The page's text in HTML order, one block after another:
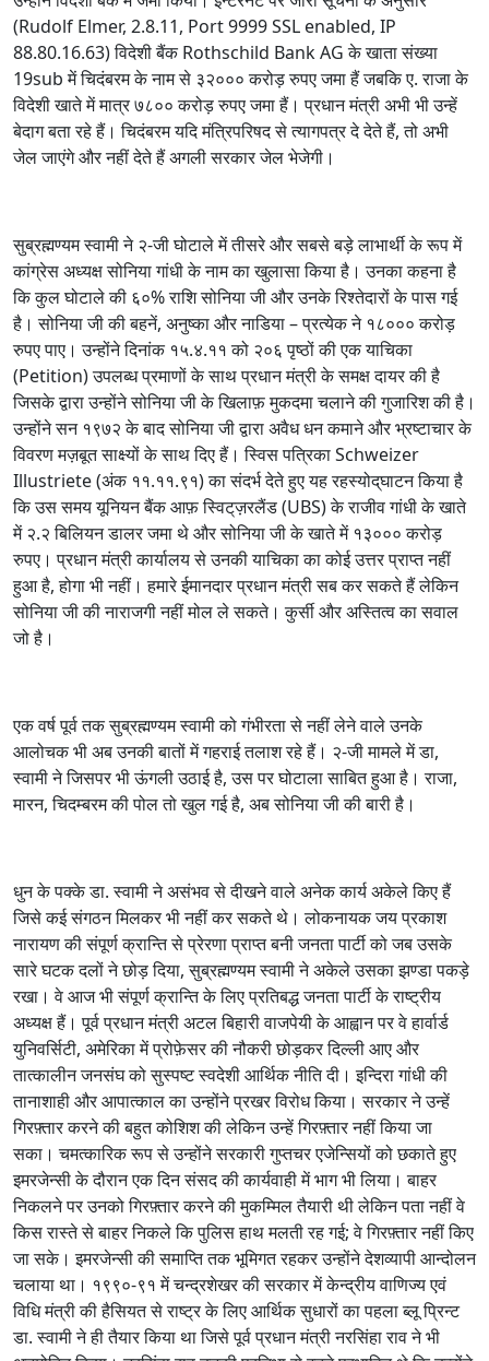
(Rudolf Elmer, 2.8.11, Port 9999 SSL enabled, IP
88.80.16.63) विदेशी बैंक Rothschild Bank AG के खाता संख्या
19sub में चिदंबरम के नाम से ३२००० करोड़ रुपए जमा हैं जबकि ए. राजा के
विदेशी खाते में मात्र ७८०० करोड़ रुपए जमा हैं। प्रधान मंत्री अभी भी उन्हें
बेदाग बता रहे हैं। चिदंबरम यदि मंत्रिपरिषद से त्यागपत्र दे देते हैं, तो अभी
जेल जाएंगे और नहीं देते हैं अगली सरकार जेल भेजेगी।
सुब्रह्मण्यम स्वामी ने २-जी घोटाले में तीसरे और सबसे बड़े लाभार्थी के रूप में
कांग्रेस अध्यक्ष सोनिया गांधी के नाम का खुलासा किया है। उनका कहना है
कि कुल घोटाले की ६०% राशि सोनिया जी और उनके रिश्तेदारों के पास गई
है। सोनिया जी की बहनें, अनुष्का और नाडिया – प्रत्येक ने १८००० करोड़
रुपए पाए। उन्होंने दिनांक १५.४.११ को २०६ पृष्ठों की एक याचिका
(Petition) उपलब्ध प्रमाणों के साथ प्रधान मंत्री के समक्ष दायर की है
जिसके द्वारा उन्होंने सोनिया जी के खिलाफ़ मुकदमा चलाने की गुजारिश की है।
उन्होंने सन १९७२ के बाद सोनिया जी द्वारा अवैध धन कमाने और भ्रष्टाचार के
विवरण मज़बूत साक्ष्यों के साथ दिए हैं। स्विस पत्रिका Schweizer
Illustriete (अंक ११.११.९१) का संदर्भ देते हुए यह रहस्योद्‌घाटन किया है
कि उस समय यूनियन बैंक आफ़ स्विट्‌ज़रलैंड (UBS) के राजीव गांधी के खाते
में २.२ बिलियन डालर जमा थे और सोनिया जी के खाते में १३००० करोड़
रुपए। प्रधान मंत्री कार्यालय से उनकी याचिका का कोई उत्तर प्राप्त नहीं
हुआ है, होगा भी नहीं। हमारे ईमानदार प्रधान मंत्री सब कर सकते हैं लेकिन
सोनिया जी की नाराजगी नहीं मोल ले सकते। कुर्सी और अस्तित्व का सवाल
जो है।
एक वर्ष पूर्व तक सुब्रह्मण्यम स्वामी को गंभीरता से नहीं लेने वाले उनके
आलोचक भी अब उनकी बातों में गहराई तलाश रहे हैं। २-जी मामले में डा,
स्वामी ने जिसपर भी ऊंगली उठाई है, उस पर घोटाला साबित हुआ है। राजा,
मारन, चिदम्बरम की पोल तो खुल गई है, अब सोनिया जी की बारी है।
धुन के पक्के डा. स्वामी ने असंभव से दीखने वाले अनेक कार्य अकेले किए हैं
जिसे कई संगठन मिलकर भी नहीं कर सकते थे। लोकनायक जय प्रकाश
नारायण की संपूर्ण क्रान्ति से प्रेरणा प्राप्त बनी जनता पार्टी को जब उसके
सारे घटक दलों ने छोड़ दिया, सुब्रह्मण्यम स्वामी ने अकेले उसका झण्डा पकड़े
रखा। वे आज भी संपूर्ण क्रान्ति के लिए प्रतिबद्ध जनता पार्टी के राष्ट्रीय
अध्यक्ष हैं। पूर्व प्रधान मंत्री अटल बिहारी वाजपेयी के आह्वान पर वे हार्वार्ड
युनिवर्सिटी, अमेरिका में प्रोफ़ेसर की नौकरी छोड़कर दिल्ली आए और
तात्कालीन जनसंघ को सुस्पष्ट स्वदेशी आर्थिक नीति दी। इन्दिरा गांधी की
तानाशाही और आपात्काल का उन्होंने प्रखर विरोध किया। सरकार ने उन्हें
गिरफ़्तार करने की बहुत कोशिश की लेकिन उन्हें गिरफ़्तार नहीं किया जा
सका। चमत्कारिक रूप से उन्होंने सरकारी गुप्तचर एजेन्सियों को छकाते हुए
इमरजेन्सी के दौरान एक दिन संसद की कार्यवाही में भाग भी लिया। बाहर
निकलने पर उनको गिरफ़्तार करने की मुकम्मिल तैयारी थी लेकिन पता नहीं वे
किस रास्ते से बाहर निकले कि पुलिस हाथ मलती रह गई; वे गिरफ़्तार नहीं किए
जा सके। इमरजेन्सी की समाप्ति तक भूमिगत रहकर उन्होंने देशव्यापी आन्दोलन
चलाया था। १९९०-९१ में चन्द्रशेखर की सरकार में केन्द्रीय वाणिज्य एवं
विधि मंत्री की हैसियत से राष्ट्र के लिए आर्थिक सुधारों का पहला ब्लू प्रिन्ट
डा. स्वामी ने ही तैयार किया था जिसे पूर्व प्रधान मंत्री नरसिंहा राव ने भी